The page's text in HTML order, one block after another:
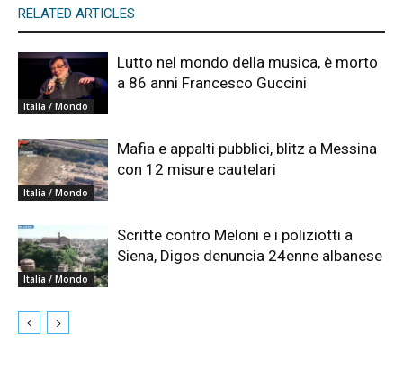
RELATED ARTICLES
Italia / Mondo
Lutto nel mondo della musica, è morto
a 86 anni Francesco Guccini
Italia / Mondo
Mafia e appalti pubblici, blitz a Messina
con 12 misure cautelari
Italia / Mondo
Scritte contro Meloni e i poliziotti a
Siena, Digos denuncia 24enne albanese